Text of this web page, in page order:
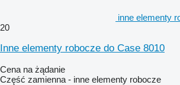
inne elementy
20
Inne elementy robocze do Case 8010
Cena na żądanie
Część zamienna - inne elementy robocze